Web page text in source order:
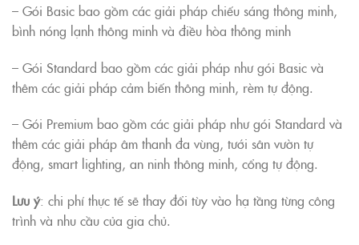
– Gói Basic bao gồm các giải pháp chiếu sáng thông minh,
bình nóng lạnh thông minh và điều hòa thông minh
– Gói Standard bao gồm các giải pháp như gói Basic và
thêm các giải pháp cảm biến thông minh, rèm tự động.
– Gói Premium bao gồm các giải pháp như gói Standard và
thêm các giải pháp âm thanh đa vùng, tưới sân vườn tự
động, smart lighting, an ninh thông minh, cổng tự động.
Lưu ý: chi phí thực tế sẽ thay đổi tùy vào hạ tầng từng công
trình và nhu cầu của gia chủ.